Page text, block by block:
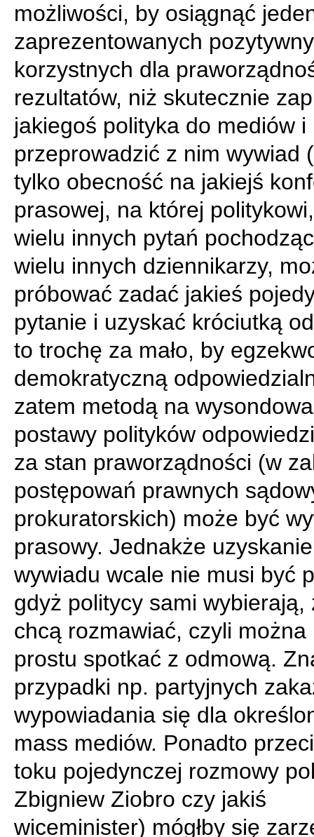
możliwości, by osiągnąć
zaprezentowanych
korzystnych dla
rezultatów, niż skutecznie
jakiegoś polityka do mediów i
przeprowadzić z nim wywiad
tylko obecność na jakiejś
prasowej, na której
wielu innych pytań
wielu innych dziennikarzy,
próbować zadać jakieś
pytanie i uzyskać króciutką
to trochę za mało, by
demokratyczną
zatem metodą na
postawy polityków
za stan praworządności (w
postępowań prawnych
prokuratorskich) może być
prasowy. Jednakże
wywiadu wcale nie musi być
gdyż politycy sami wybierają,
chcą rozmawiać, czyli można
prostu spotkać z odmową.
przypadki np. partyjnych
wypowiadania się dla
mass mediów. Ponadto
toku pojedynczej rozmowy
Zbigniew Ziobro czy jakiś
wiceminister) mógłby się